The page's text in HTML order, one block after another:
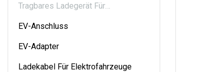
Tragbares Ladegerät Für
EV-Anschluss
EV-Adapter
Ladekabel Für Elektrofahrzeuge